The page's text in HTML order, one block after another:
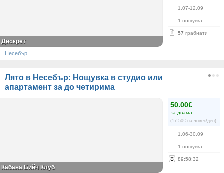
1.07-12.09
1 нощувка
57 грабнати
Дискрет
Несебър
Лято в Несебър: Нощувка в студио или
апартамент за до четирима
50.00€
за двама
(17.50€ на човек/ден)
1.06-30.09
1 нощувка
89:58:32
Кабана Бийч Клуб